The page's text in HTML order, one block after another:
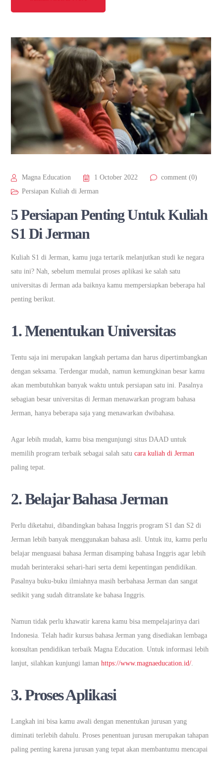
Magna Education 1 October 2022
comment (0)
Persiapan Kuliah di Jerman
5 Persiapan Penting Untuk Kuliah
S1 Di Jerman
Kuliah S1 di Jerman, kamu juga tertarik melanjutkan studi ke negara
satu ini? Nah, sebelum memulai proses aplikasi ke salah satu
universitas di Jerman ada baiknya kamu mempersiapkan beberapa hal
penting berikut.
1. Menentukan Universitas
Tentu saja ini merupakan langkah pertama dan harus dipertimbangkan
dengan seksama. Terdengar mudah, namun kemungkinan besar kamu
akan membutuhkan banyak waktu untuk persiapan satu ini. Pasalnya
sebagian besar universitas di Jerman menawarkan program bahasa
Jerman, hanya beberapa saja yang menawarkan dwibahasa.
Agar lebih mudah, kamu bisa mengunjungi situs DAAD untuk
memilih program terbaik sebagai salah satucara kuliah di Jerman
paling tepat.
2. Belajar Bahasa Jerman
Perlu diketahui, dibandingkan bahasa Inggris program S1 dan S2 di
Jerman lebih banyak menggunakan bahasa asli. Untuk itu, kamu perlu
belajar menguasai bahasa Jerman disamping bahasa Inggris agar lebih
mudah berinteraksi sehari-hari serta demi kepentingan pendidikan.
Pasalnya buku-buku ilmiahnya masih berbahasa Jerman dan sangat
sedikit yang sudah ditranslate ke bahasa Inggris.
Namun tidak perlu khawatir karena kamu bisa mempelajarinya dari
Indonesia. Telah hadir kursus bahasa Jerman yang disediakan lembaga
konsultan pendidikan terbaik Magna Education. Untuk informasi lebih
lanjut, silahkan kunjungi lamanhttps://www.magnaeducation.id/.
3. Proses Aplikasi
Langkah ini bisa kamu awali dengan menentukan jurusan yang
diminati terlebih dahulu. Proses penentuan jurusan merupakan tahapan
paling penting karena jurusan yang tepat akan membantumu mencapai